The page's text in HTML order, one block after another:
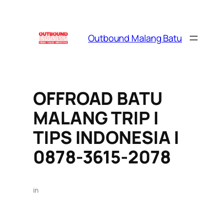
Outbound Malang Batu
OFFROAD BATU
MALANG TRIP |
TIPS INDONESIA |
0878-3615-2078
in